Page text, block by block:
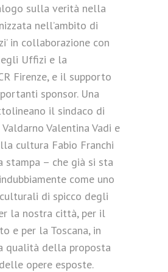
sulla verità nella
nell’ambito di
in collaborazione con
Uffizi e la
Firenze, e il supporto
sponsor. Una
il sindaco di
Valdarno Valentina Vadi e
cultura Fabio Franchi
stampa – che già si sta
come uno
di spicco degli
la nostra città, per il
e per la Toscana, in
qualità della proposta
opere esposte.